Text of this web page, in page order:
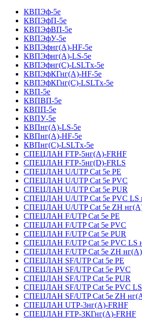
КВПЭф-5е
КВПЭфП-5е
КВПЭфВП-5е
КВПЭфУ-5е
КВПЭфнг(А)-HF-5е
КВПЭфнг(А)-LS-5е
КВПЭфнг(С)-LSLTx-5е
КВПЭфКГнг(А)-HF-5е
КВПЭфКГнг(С)-LSLTx-5е
КВП-5е
КВПВП-5е
КВПП-5е
КВПУ-5е
КВПнг(А)-LS-5е
КВПнг(А)-HF-5е
КВПнг(С)-LSLTx-5е
СПЕЦЛАН FTP-5нг(А)-FRHF
СПЕЦЛАН FTP-5нг(D)-FRLS
СПЕЦЛАН U/UTP Cat 5e PE
СПЕЦЛАН U/UTP Cat 5e PVC
СПЕЦЛАН U/UTP Cat 5e PUR
СПЕЦЛАН U/UTP Cat 5e PVC LS
СПЕЦЛАН U/UTP Cat 5e ZH
СПЕЦЛАН F/UTP Cat 5e PE
СПЕЦЛАН F/UTP Cat 5e PVC
СПЕЦЛАН F/UTP Cat 5e PUR
СПЕЦЛАН F/UTP Cat 5e PVC LS
СПЕЦЛАН F/UTP Cat 5e ZH
СПЕЦЛАН SF/UTP Cat 5e PE
СПЕЦЛАН SF/UTP Cat 5e PVC
СПЕЦЛАН SF/UTP Cat 5e PUR
СПЕЦЛАН SF/UTP Cat 5e PVC
СПЕЦЛАН SF/UTP Cat 5e ZH
СПЕЦЛАН UTP-3нг(А)-FRHF
СПЕЦЛАН FTP-3КГнг(А)-FRHF